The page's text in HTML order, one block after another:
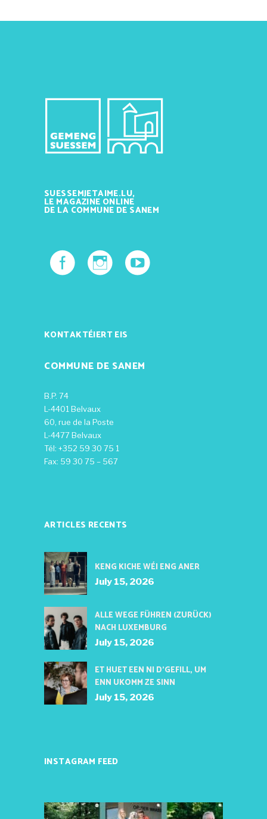
SUESSEMJETAIME.LU,
LE MAGAZINE ONLINE
DE LA COMMUNE DE SANEM
KONTAKTÉIERT EIS
COMMUNE DE SANEM
B.P. 74
L-4401 Belvaux
60, rue de la Poste
L-4477 Belvaux
Tél: +352 59 30 75 1
Fax: 59 30 75 – 567
ARTICLES RECENTS
KENG KICHE WÉI ENG ANER
July 15, 2026
ALLE WEGE FÜHREN (ZURÜCK)
NACH LUXEMBURG
July 15, 2026
ET HUET EEN NI D’GEFILL, UM
ENN UKOMM ZE SINN
July 15, 2026
INSTAGRAM FEED